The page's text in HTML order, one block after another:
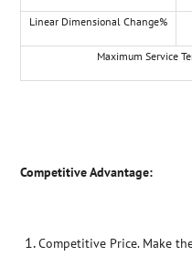
Linear Dimensional Change%
Maximum Service
Competitive Advantage:
Competitive Price. Make